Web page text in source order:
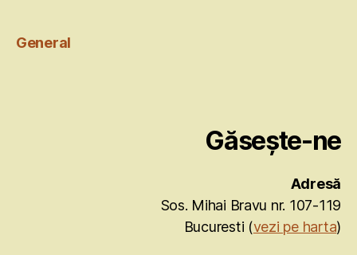
General
Găsește-ne
Adresă
Sos. Mihai Bravu nr. 107-119
Bucuresti (vezi pe harta)